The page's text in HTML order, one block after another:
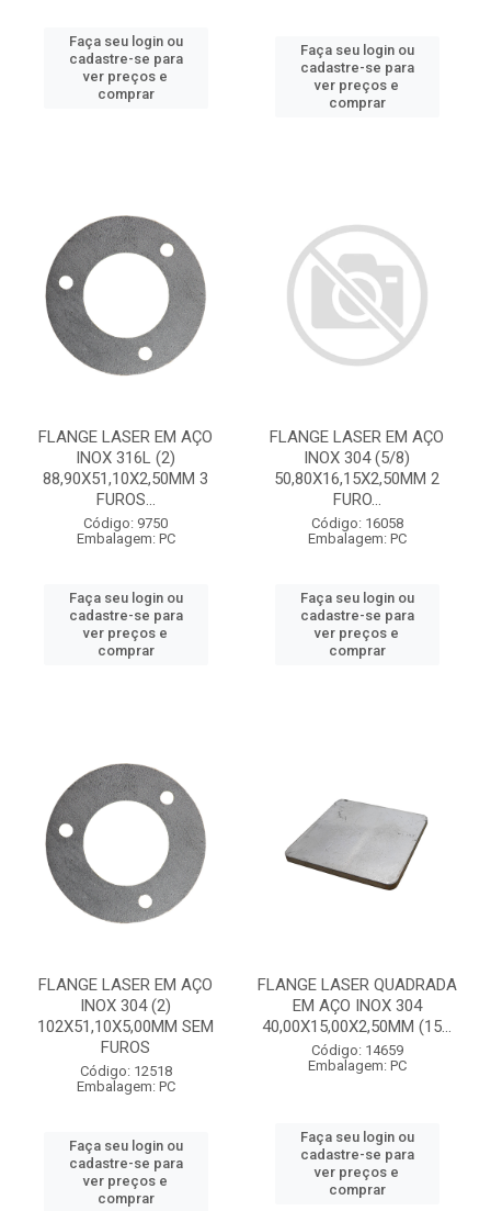
Faça seu login ou
cadastre-se para
ver preços e
comprar
Faça seu login ou
cadastre-se para
ver preços e
comprar
FLANGE LASER EM AÇO
INOX 316L (2)
88,90X51,10X2,50MM 3
FUROS...
Código: 9750
Embalagem: PC
Faça seu login ou
cadastre-se para
ver preços e
comprar
FLANGE LASER EM AÇO
INOX 304 (5/8)
50,80X16,15X2,50MM 2
FURO...
Código: 16058
Embalagem: PC
Faça seu login ou
cadastre-se para
ver preços e
comprar
FLANGE LASER EM AÇO
INOX 304 (2)
102X51,10X5,00MM SEM
FUROS
Código: 12518
Embalagem: PC
Faça seu login ou
cadastre-se para
ver preços e
comprar
FLANGE LASER QUADRADA
EM AÇO INOX 304
40,00X15,00X2,50MM (15...
Código: 14659
Embalagem: PC
Faça seu login ou
cadastre-se para
ver preços e
comprar